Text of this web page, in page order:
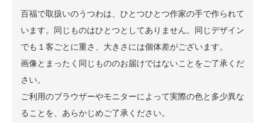
百福で取扱いのうつわは、ひとつひとつ作家の手で作られて
います。同じものはひとつとしてありません。同じデザイン
でも１客ごとに重さ、大きさには個体差がございます。
画像とまったく同じもののお届けではないことをご了承くだ
さい。
ご利用のブラウザーやモニターによって実際の色と多少異な
ることを、あらかじめご了承ください。